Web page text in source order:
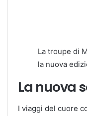
La troupe di
la nuova
La nuova
I viaggi del cuore